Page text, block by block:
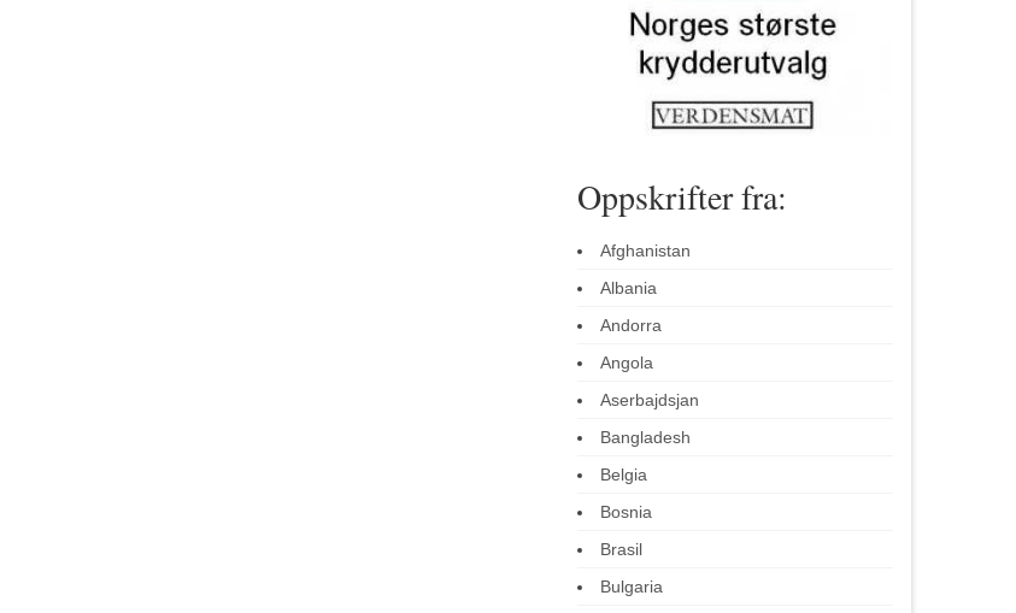
Oppskrifter fra:
Afghanistan
Albania
Andorra
Angola
Aserbajdsjan
Bangladesh
Belgia
Bosnia
Brasil
Bulgaria